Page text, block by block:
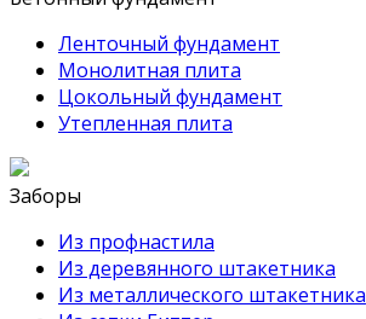
Ленточный фундамент
Монолитная плита
Цокольный фундамент
Утепленная плита
Заборы
Из профнастила
Из деревянного штакетника
Из металлического штакетника